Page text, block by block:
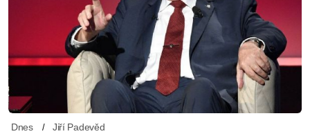
Dnes Jiří Padevěd